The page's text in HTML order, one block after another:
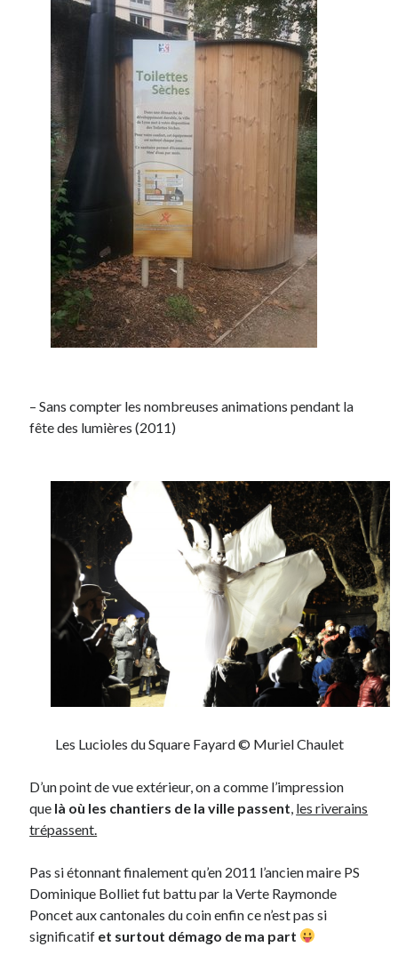
– Sans compter les nombreuses animations pendant la
fête des lumières (2011)
Les Lucioles du Square Fayard © Muriel Chaulet
D’un point de vue extérieur, on a comme l’impression
que là où les chantiers de la ville passent les riverains
trépassent.
Pas si étonnant finalement qu’en 2011 l’ancien maire PS
Dominique Bolliet fut battu par la Verte Raymonde
Poncet aux cantonales du coin enfin ce n’est pas si
significatif et surtout démago de ma part